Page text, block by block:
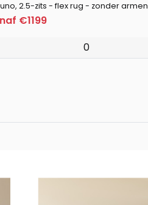
2.5-zits - flex rug - zonder armen
€1199
0